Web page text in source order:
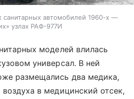
санитарных автомобилей 1960-х —
узлах РАФ-977И
моделей влилась
универсал. В ней
размещались два медика,
в медицинский отсек,